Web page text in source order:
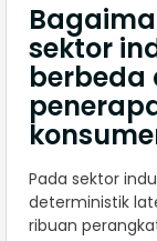
sektor
berbeda
Pada sektor
deterministik
ribuan